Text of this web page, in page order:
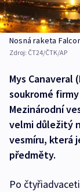
Nosná raketa
Zdroj: ČT24/ČTK/AP
Mys Canaveral
soukromé
Mezinárodní
velmi důležitý
vesmíru, která
předměty.
Po